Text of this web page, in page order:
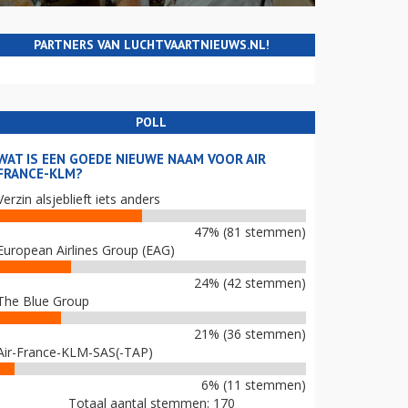
PARTNERS VAN LUCHTVAARTNIEUWS.NL!
POLL
IS EEN GOEDE NIEUWE NAAM VOOR AIR
KLM?
alsjeblieft iets anders
47% (81 stemmen)
Airlines Group (EAG)
24% (42 stemmen)
Blue Group
21% (36 stemmen)
France-KLM-SAS(-TAP)
6% (11 stemmen)
Totaal aantal stemmen: 170